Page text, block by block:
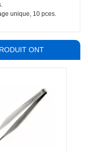
unique, 10 pces.
ONT